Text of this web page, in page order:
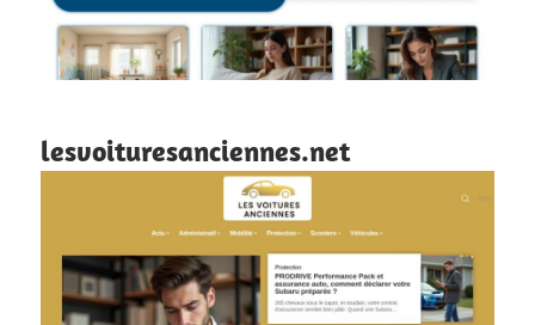
lesvoituresanciennes.net